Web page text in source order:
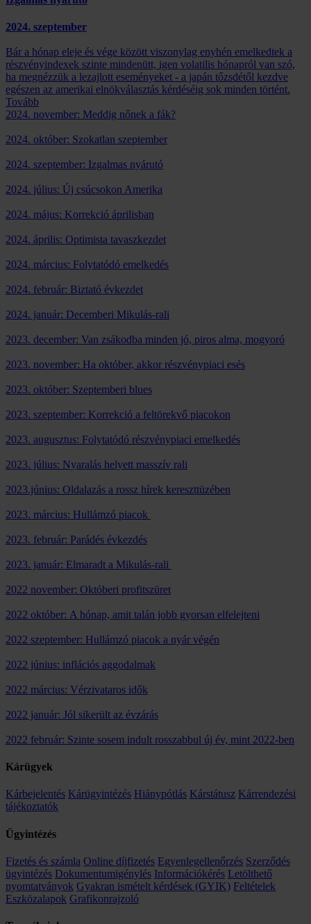
2024. szeptember
Bár a hónap eleje és vége között viszonylag enyhén emelkedtek a
részvényindexek szinte mindenütt, igen volatilis hónapról van szó,
ha megnézzük a lezajlott eseményeket - a japán tőzsdétől kezdve
egészen az amerikai elnökválasztás kérdéséig sok minden történt.
Tovább
2024. november: Meddig nőnek a fák?
2024. október: Szokatlan szeptember
2024. szeptember: Izgalmas nyárutó
2024. július: Új csúcsokon Amerika
2024. május: Korrekció áprilisban
2024. április: Optimista tavaszkezdet
2024. március: Folytatódó emelkedés
2024. február: Biztató évkezdet
2024. január: Decemberi Mikulás-rali
2023. december: Van zsákodba minden jó, piros alma, mogyoró
2023. november: Ha október, akkor részvénypiaci esés
2023. október: Szeptemberi blues
2023. szeptember: Korrekció a feltörekvő piacokon
2023. augusztus: Folytatódó részvénypiaci emelkedés
2023. július: Nyaralás helyett masszív rali
2023.június: Oldalazás a rossz hírek kereszttüzében
2023. március: Hullámzó piacok
2023. február: Parádés évkezdés
2023. január: Elmaradt a Mikulás-rali
2022 november: Októberi profitszüret
2022 október: A hónap, amit talán jobb gyorsan elfelejteni
2022 szeptember: Hullámzó piacok a nyár végén
2022 június: inflációs aggodalmak
2022 március: Vérzivataros idők
2022 január: Jól sikerült az évzárás
2022 február: Szinte sosem indult rosszabbul új év, mint 2022-ben
Kárügyek
Kárbejelentés Kárügyintézés Hiánypótlás Kárstátusz Kárrendezési
tájékoztatók
Ügyintézés
Fizetés és számla Online díjfizetés Egyenlegellenőrzés Szerződés
ügyintézés Dokumentumigénylés Információkérés Letölthető
nyomtatványok Gyakran ismételt kérdések (GYIK) Feltételek
Eszközalapok Grafikonrajzoló